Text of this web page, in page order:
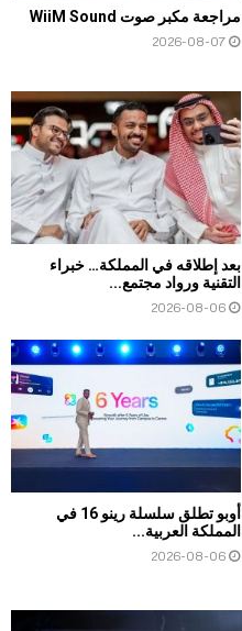
مراجعة مكبر صوت WiiM Sound
2026-08-07
بعد إطلاقه في المملكة… خبراء
التقنية ورواد مجتمع...
2026-08-06
أوبو تطلق سلسلة رينو 16 في
المملكة العربية...
2026-08-06